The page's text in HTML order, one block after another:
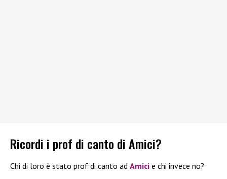
Ricordi i prof di canto di Amici?
Chi di loro è stato prof di canto ad Amici e chi invece no?